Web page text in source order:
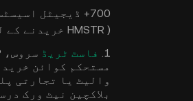
HMSTR ) خریدنے کے لیے سب سے مقبول جگہ ہے۔ یہاں خریدنے کا طریقہ ہے:
1. فاسٹ ٹریڈ
مستحکم کوائن
بلاکچین نیٹ ورک